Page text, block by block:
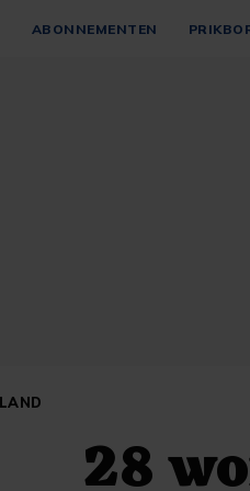
ABONNEMENTEN